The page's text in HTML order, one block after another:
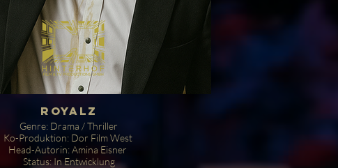
ROYALZ
Genre: Drama / Thriller
Ko-Produktion: Dor Film West
Head-Autorin: Amina Eisner
Status: In Entwicklung